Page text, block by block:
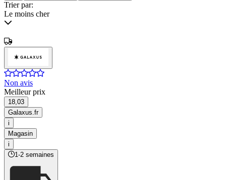
Trier par:
Le moins cher
Non avis
Meilleur prix
18,03
Galaxus.fr
i
Magasin
i
1-2 semaines